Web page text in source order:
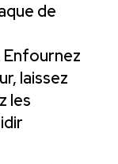
de
laissez
les